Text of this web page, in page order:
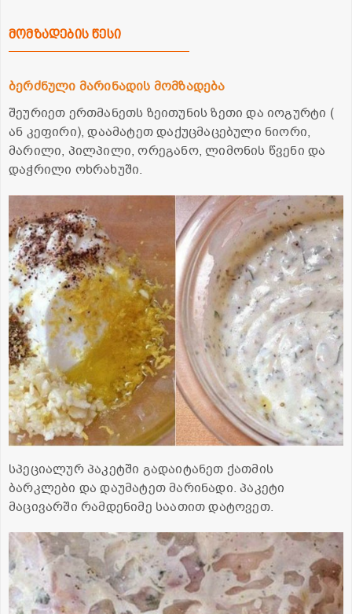
მომზადების წესი
ბერძნული მარინადის მომზადება
შეურიეთ ერთმანეთს ზეითუნის ზეთი და იოგურტი (
ან კეფირი), დაამატეთ დაქუცმაცებული ნიორი,
მარილი, პილპილი, ორეგანო, ლიმონის წვენი და
დაჭრილი ოხრახუში.
სპეციალურ პაკეტში გადაიტანეთ ქათმის
ბარკლები და დაუმატეთ მარინადი. პაკეტი
მაცივარში რამდენიმე საათით დატოვეთ.